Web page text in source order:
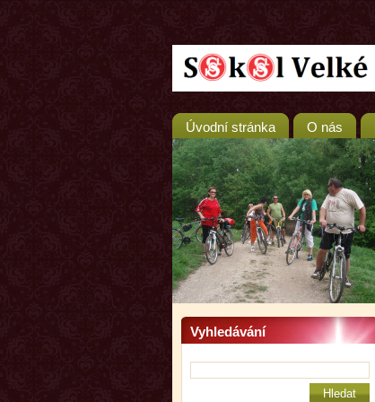
Úvodní stránka O nás
Vyhledávání